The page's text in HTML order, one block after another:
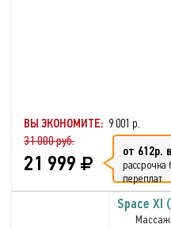
ВЫ ЭКОНОМИТЕ: 9 001 р.
31 000 руб.
21 999 от 612р.
рассрочка
переплат
Space XI